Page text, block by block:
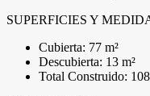
SUPERFICIES Y
Cubierta: 77 m²
Descubierta: 13 m²
Total Construido: